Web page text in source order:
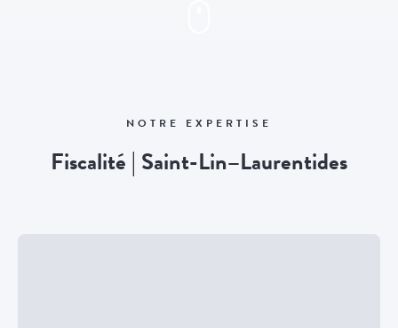
NOTRE EXPERTISE
Fiscalité | Saint-Lin–Laurentides